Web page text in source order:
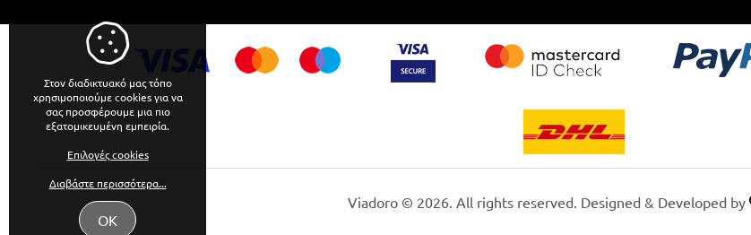
Viadoro © 2026. All rights reserved. Designed & Developed by
Στον διαδικτυακό μας τόπο
χρησιμοποιούμε cookies για να
σας προσφέρουμε μια πιο
εξατομικευμένη εμπειρία.
Επιλογές cookies
Διαβάστε περισσότερα...
ΟΚ